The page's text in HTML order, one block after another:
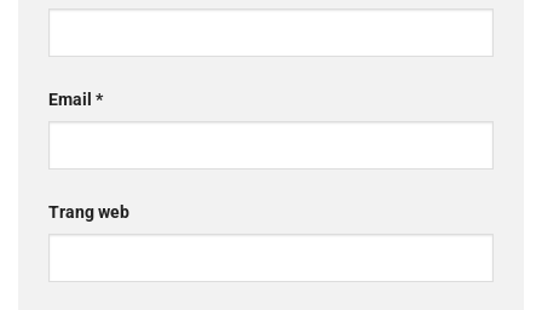
Email *
Trang web